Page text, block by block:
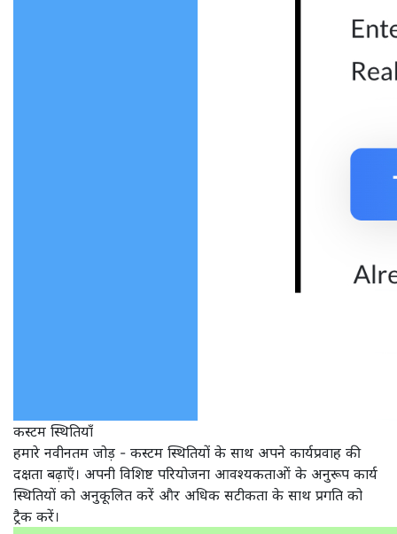
कस्टम स्थितियाँ
हमारे नवीनतम जोड़ - कस्टम स्थितियों के साथ अपने कार्यप्रवाह की
दक्षता बढ़ाएँ। अपनी विशिष्ट परियोजना आवश्यकताओं के अनुरूप कार्य
स्थितियों को अनुकूलित करें और अधिक सटीकता के साथ प्रगति को
ट्रैक करें।